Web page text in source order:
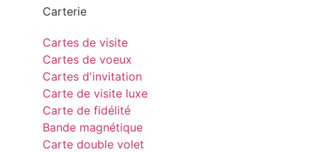
Carterie
Cartes de visite
Cartes de voeux
Cartes d'invitation
Carte de visite luxe
Carte de fidélité
Bande magnétique
Carte double volet